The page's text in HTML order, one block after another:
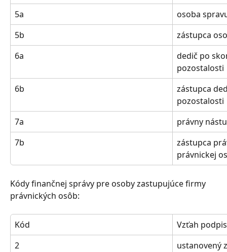
5a
osoba
5b
zástupca
6a
dedič po
pozostalosti
6b
zástupca
pozostalosti
7a
právny
7b
zástupca
právnickej
Kódy finančnej správy pre osoby zastupujúce firmy
právnických osôb:
Kód
Vzťah
2
ustanovený